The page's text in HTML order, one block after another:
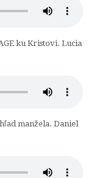
ku Kristovi. Lucia
manžela. Daniel